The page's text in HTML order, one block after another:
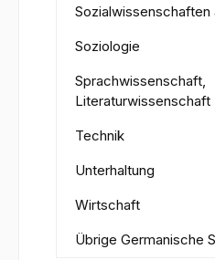
Sozialwissenschaften
Soziologie
Sprachwissenschaft,
Literaturwissenschaft
Technik
Unterhaltung
Wirtschaft
Übrige Germanische